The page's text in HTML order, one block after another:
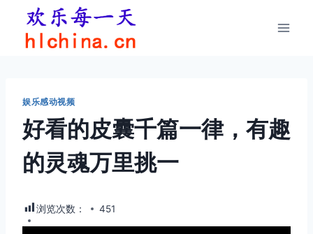
娱乐感动视频
好看的皮囊千篇一律，有趣
的灵魂万里挑一
浏览次数： 451